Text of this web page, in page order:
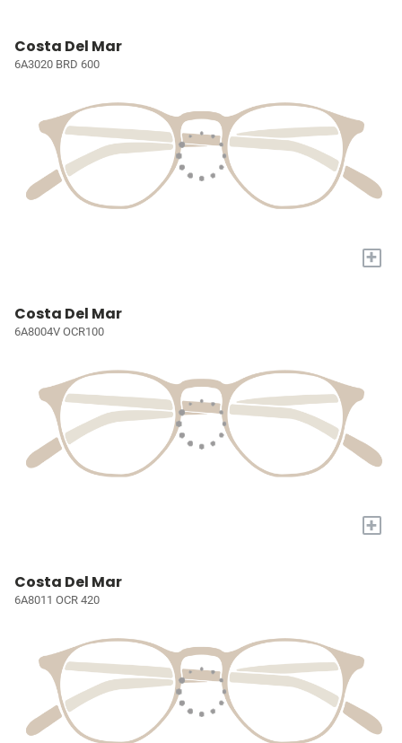
Costa Del Mar
6A3020 BRD 600
+
Costa Del Mar
6A8004V OCR100
+
Costa Del Mar
6A8011 OCR 420